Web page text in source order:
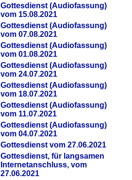
Gottesdienst (Audiofassung)
vom 15.08.2021
Gottesdienst (Audiofassung)
vom 07.08.2021
Gottesdienst (Audiofassung)
vom 01.08.2021
Gottesdienst (Audiofassung)
vom 24.07.2021
Gottesdienst (Audiofassung)
vom 18.07.2021
Gottesdienst (Audiofassung)
vom 11.07.2021
Gottesdienst (Audiofassung)
vom 04.07.2021
Gottesdienst vom 27.06.2021
Gottesdienst, für langsamen
Internetanschluss, vom
27.06.2021